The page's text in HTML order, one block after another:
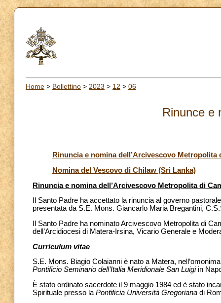
Home > Bollettino > 2023 > 12 > 06
Rinunce e
Rinuncia e nomina dell’Arcivescovo
Nomina del Vescovo di Chilaw (Sri Lanka)
Rinuncia e nomina dell’Arcivescovo Metropolita di
Il Santo Padre ha accettato la rinuncia al governo
presentata da S.E. Mons. Giancarlo Maria Bregantini,
Il Santo Padre ha nominato Arcivescovo Metropolita di
dell’Arcidiocesi di Matera-Irsina, Vicario Generale e
Curriculum vitae
S.E. Mons. Biagio Colaianni è nato a Matera,
Pontificio Seminario dell’Italia Meridionale San Luigiin
È stato ordinato sacerdote il 9 maggio 1984 ed è stato
Spirituale presso la Pontificia Università Gregoriana di